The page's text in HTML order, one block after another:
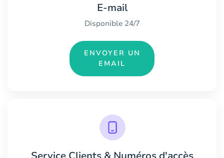
E-mail
Disponible 24/7
ENVOYER UN
EMAIL